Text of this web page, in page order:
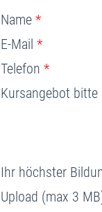
Name *
E-Mail *
Telefon *
Kursangebot bitte
Ihr höchster
Upload (max 3